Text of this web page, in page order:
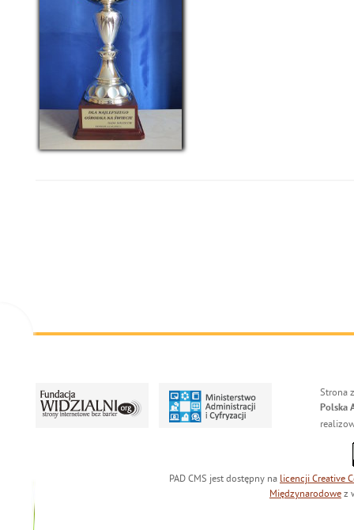
Strona
Polska
PAD CMS jest dostępny na licencji Creative
Międzynarodowe z